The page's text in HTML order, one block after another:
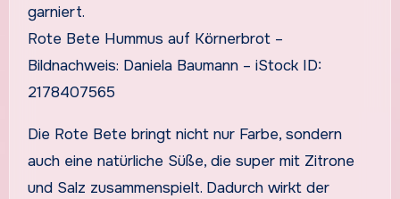
Rote Bete Hummus auf Körnerbrot –
Bildnachweis: Daniela Baumann – iStock ID:
2178407565
Die Rote Bete bringt nicht nur Farbe, sondern
auch eine natürliche Süße, die super mit Zitrone
und Salz zusammenspielt. Dadurch wirkt der